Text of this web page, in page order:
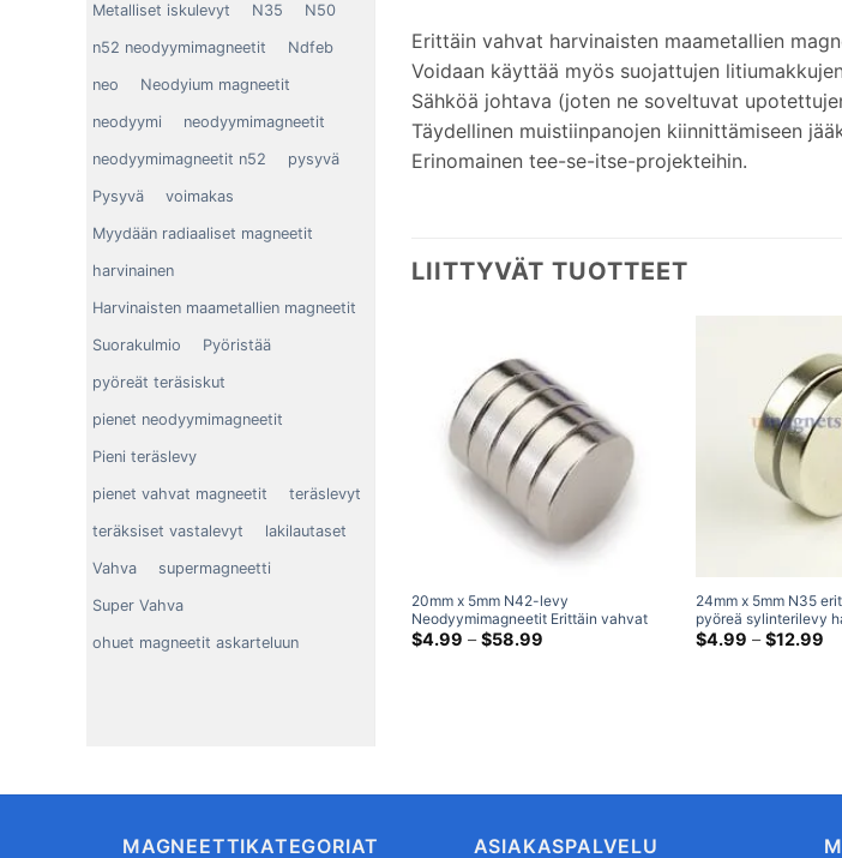
Metalliset iskulevyt N35 N50
n52 neodyymimagneetit Ndfeb
neo Neodyium magneetit
neodyymi neodyymimagneetit
neodyymimagneetit n52 pysyvä
Pysyvä voimakas
Myydään radiaaliset magneetit
harvinainen
Harvinaisten maametallien magneetit
Suorakulmio Pyöristää
pyöreät teräsiskut
pienet neodyymimagneetit
Pieni teräslevy
pienet vahvat magneetit teräslevyt
teräksiset vastalevyt lakilautaset
Vahva supermagneetti
Super Vahva
ohuet magneetit askarteluun
Erittäin vahvat harvinaisten maametallien
Voidaan käyttää myös suojattujen
Sähköä johtava (joten ne soveltuvat
Täydellinen muistiinpanojen kiinnittämiseen
Erinomainen tee-se-itse-projekteihin.
LIITTYVÄT TUOTTEET
20mm x 5mm N42-levy
Neodyymimagneetit Erittäin vahvat
harvinaisten maametallien pyöreät
$4.99 – $58.99Hintaluokka:
24mm x 5mm N35
pyöreä sylinterilevy
maametallien
$4.99 – $12.99
MAGNEETTIKATEGORIAT ASIAKASPALVELU